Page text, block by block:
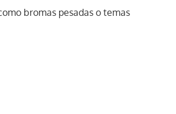
bromas pesadas o temas